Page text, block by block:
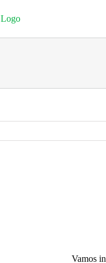
Vamos